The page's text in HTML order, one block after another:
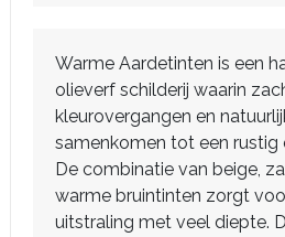
Warme Aardetinten is een
olieverf schilderij waarin
kleurovergangen en
samenkomen tot een rustig
De combinatie van beige,
warme bruintinten zorgt
uitstraling met veel diepte.